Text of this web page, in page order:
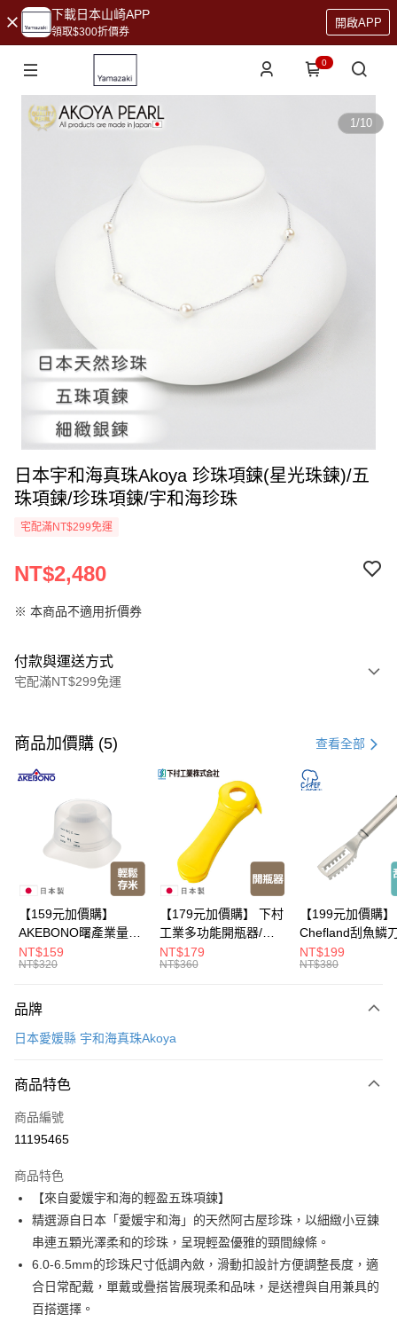
下載日本山崎APP
領取$300折價券
開啟APP
0
1/10
日本宇和海真珠Akoya 珍珠項鍊(星光珠鍊)/五
珠項鍊/珍珠項鍊/宇和海珍珠
宅配滿NT$299免運
NT$2,480
※ 本商品不適用折價券
付款與運送方式
宅配滿NT$299免運
信用卡一次付款
LINE Pay
Apple Pay
悠遊付
全盈+PAY
大哥付你分期
相關說明
2.付款方式選擇「大哥付你分期」，訂單成立後會自動跳轉到大哥付的交易
成交易。
4.訂單成立30分鐘內，如未前往確認交易或遇審核未通過，訂單將自動取
消。如遇「轉專審核」未通過狀況，表示未達大哥付你分期系統評分，恕無
【繳款方式說明】
1.分期款項不併入電信帳單，「大哥付你分期」於每月結算日後寄送繳費提
2.透過簡訊連結打開帳單後，可選擇「超商條碼／台灣大直營門市／銀行轉
【注意事項】
1.本服務係由「台灣大哥大股份有限公司」（以下簡稱本公司）所提供，讓
用戶於交易時，得透過本服務購買商品或服務，並由商店將買賣／分期付款
買賣價金債權讓與本公司後，依約使用本公司帳單繳交帳款。
2.基於同意付款使用「大哥付你分期」之契約關係目的，商店將以您的個人
由本公司與您本人進行分期帳單所需資料之確認、核對及更正。
運送方式
每筆NT$150，滿NT$299(含以上)免運費
商品加價購 (5) 查看全部
【159元加價購】
AKEBONO曙產業量米
杯漏斗組(白)/量米杯/
米桶/量米用具/任二件8
NT$159
NT$320
【179元加價購】 下村
工業多功能開瓶器/開
瓶器/餐廚用品/料理道
具/任二件8折
NT$179
NT$360
【199元加價購】
Chefland刮魚鱗
魚鱗器/廚房用品/
道具/任二件8折
NT$199
NT$380
品牌
日本愛媛縣 宇和海真珠Akoya
商品特色
商品編號
11195465
商品特色
【來自愛媛宇和海的輕盈五珠項鍊】
精選源自日本「愛媛宇和海」的天然阿古屋珍珠，以細緻小豆鍊
串連五顆光澤柔和的珍珠，呈現輕盈優雅的頸間線條。
6.0-6.5mm的珍珠尺寸低調內斂，滑動扣設計方便調整長度，適
合日常配戴，單戴或疊搭皆展現柔和品味，是送禮與自用兼具的
百搭選擇。